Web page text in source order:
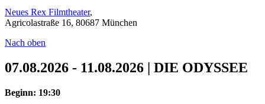
Neues Rex Filmtheater,
Agricolastraße 16, 80687 München
Nach oben
07.08.2026 - 11.08.2026 | DIE ODYSSEE
Beginn: 19:30